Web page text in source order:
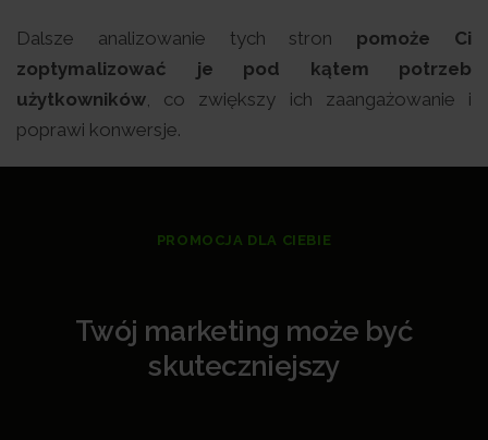
Dalsze analizowanie tych stron pomoże Ci
zoptymalizować je pod kątem potrzeb
użytkowników, co zwiększy ich zaangażowanie i
poprawi konwersje.
PROMOCJA DLA CIEBIE
Twój marketing może być
skuteczniejszy